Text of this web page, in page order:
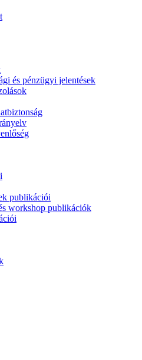
és pénzügyi jelentések
publikációi
workshop publikációk